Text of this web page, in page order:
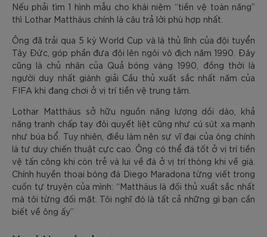
Nếu phải tìm 1 hình mẫu cho khái niệm “tiền vệ toàn năng”
thì Lothar Matthäus chính là câu trả lời phù hợp nhất.
Ông đã trải qua 5 kỳ World Cup và là thủ lĩnh của đội tuyển
Tây Đức, góp phần đưa đội lên ngôi vô địch năm 1990. Đây
cũng là chủ nhân của Quả bóng vàng 1990, đồng thời là
người duy nhất giành giải Cầu thủ xuất sắc nhất năm của
FIFA khi đang chơi ở vị trí tiền vệ trung tâm.
Lothar Matthäus sở hữu nguồn năng lượng dồi dào, khả
năng tranh chấp tay đôi quyết liệt cũng như cú sút xa mạnh
như búa bổ. Tuy nhiên, điều làm nên sự vĩ đại của ông chính
là tư duy chiến thuật cực cao. Ông có thể đá tốt ở vị trí tiền
vệ tấn công khi còn trẻ và lui về đá ở vị trí thòng khi về già.
Chính huyền thoại bóng đá Diego Maradona từng viết trong
cuốn tự truyện của mình: “Matthäus là đối thủ xuất sắc nhất
mà tôi từng đối mặt. Tôi nghĩ đó là tất cả những gì bạn cần
biết về ông ấy”